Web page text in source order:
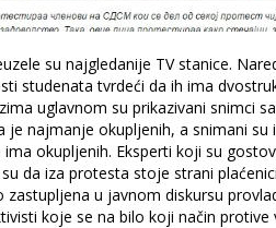
su najgledanije TV stanice.
studenata tvrdeći da ih ima
uglavnom su prikazivani snimci
je najmanje okupljenih, a snimani su
okupljenih. Eksperti koji su
da iza protesta stoje strani
zastupljena u javnom diskursu
koje se na bilo koji način protive